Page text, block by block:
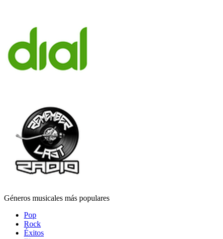
Géneros musicales más populares
Pop
Rock
Éxitos